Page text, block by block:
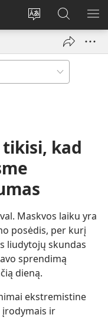
Pakeisti
svetainės
Prisijungti
(atsiveria Paieška
svetainėje
JW.ORG
kad
Maskvos laiku yra
posėdis, per kurį
liudytojų skundas
sprendimą
dieną.
ekstremistine
ir